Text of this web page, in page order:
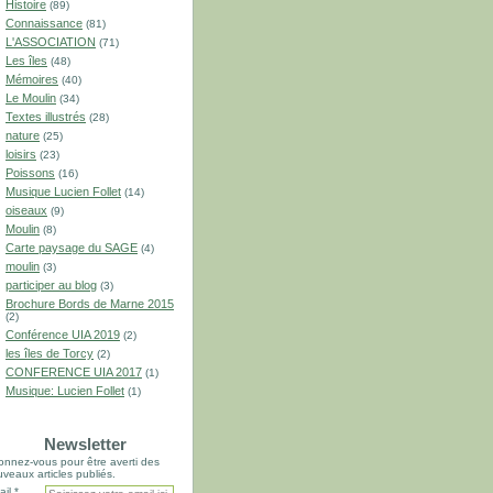
Histoire (89)
Connaissance (81)
L'ASSOCIATION (71)
Les îles (48)
Mémoires (40)
Le Moulin (34)
Textes illustrés (28)
nature (25)
loisirs (23)
Poissons (16)
Musique Lucien Follet (14)
oiseaux (9)
Moulin (8)
Carte paysage du SAGE (4)
moulin (3)
participer au blog (3)
Brochure Bords de Marne 2015
(2)
Conférence UIA 2019 (2)
les îles de Torcy (2)
CONFERENCE UIA 2017 (1)
Musique: Lucien Follet (1)
Newsletter
vous pour être averti des
articles publiés.